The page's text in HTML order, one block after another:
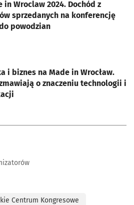
in Wroclaw 2024. Dochód z
sprzedanych na konferencję
powodzian
i biznes na Made in Wrocław.
o znaczeniu technologii i
Centrum Kongresowe